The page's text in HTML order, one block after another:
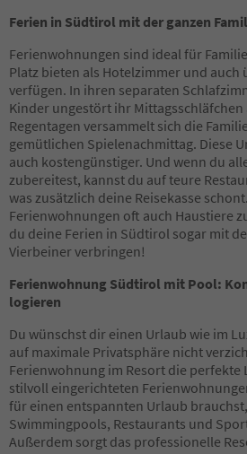
34
36
37
38
39
40
41
42
43
44
45
46
47
48
49
50
51
52
53
54
55
56
57
Ferien in Südtirol mit der ganzen
Ferienwohnungen sind ideal für
Platz bieten als Hotelzimmer und
verfügen. In ihren separaten
Kinder ungestört ihr
Regentagen versammelt sich die
gemütlichen Spielenachmittag. Diese
auch kostengünstiger. Und wenn du
zubereitest, kannst du auf teure
was zusätzlich deine Reisekasse
Ferienwohnungen oft auch Haustiere
du deine Ferien in Südtirol sogar mit
Vierbeiner verbringen!
Ferienwohnung Südtirol mit Pool:
logieren
Du wünschst dir einen Urlaub wie im
auf maximale Privatsphäre nicht
Ferienwohnung im Resort die perfekte
stilvoll eingerichteten
für einen entspannten Urlaub
Swimmingpools, Restaurants und
Außerdem sorgt das professionelle